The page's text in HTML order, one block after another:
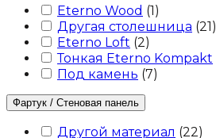
Eterno Wood (1)
Другая столешница (21)
Eterno Loft (2)
Тонкая Eterno Kompakt
Под камень (7)
Фартук / Стеновая панель
Другой материал (22)